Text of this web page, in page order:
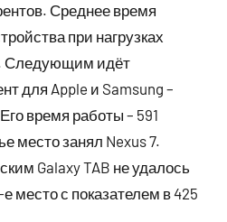
Среднее время
при нагрузках
Следующим идёт
для Apple и Samsung –
время работы – 591
место занял Nexus 7.
Galaxy TAB не удалось
место с показателем в 425